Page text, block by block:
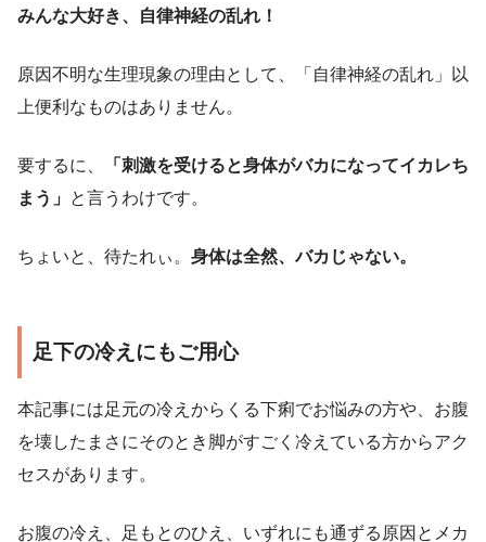
みんな大好き、自律神経の乱れ！
原因不明な生理現象の理由として、「自律神経の乱れ」以
上便利なものはありません。
要するに、
「刺激を受けると身体がバカになってイカレち
まう」 と言うわけです。
ちょいと、待たれぃ。 身体は全然、バカじゃない。
足下の冷えにもご用心
本記事には足元の冷えからくる下痢でお悩みの方や、お腹
を壊したまさにそのとき脚がすごく冷えている方からアク
セスがあります。
お腹の冷え、足もとのひえ、いずれにも通ずる原因とメカ